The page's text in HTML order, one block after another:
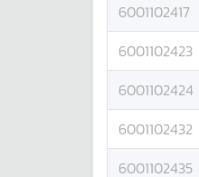
6001102417
6001102423
6001102424
6001102432
6001102435